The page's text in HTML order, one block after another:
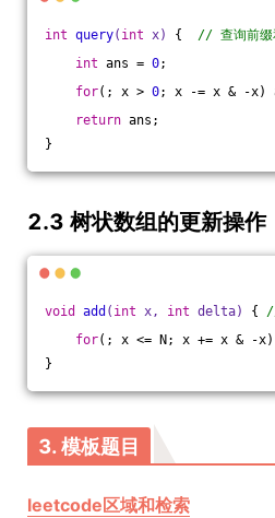
int query( int x) { // 查询前缀
int ans = 0;
for(; x > 0; x -= x & -x)
return ans;
}
2.3 树状数组的更新操作
void add ( int x, int delta) {
for(; x <= N; x += x & -
}
3. 模板题目
leetcode区域和检索